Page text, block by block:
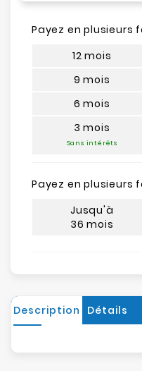
Payez en plusieurs
12 mois
9 mois
6 mois
3 mois
Sans intérêts
Payez en plusieurs
Jusqu'à
36 mois
Description Détails